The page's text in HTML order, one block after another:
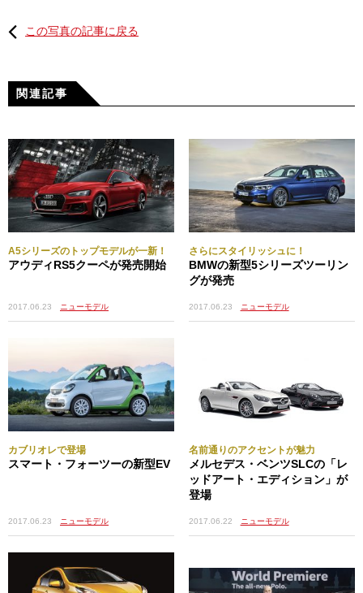
この写真の記事に戻る
関連記事
A5シリーズのトップモデルが一新！
アウディRS5クーペが発売開始
2017.06.23 ニューモデル
さらにスタイリッシュに！
BMWの新型5シリーズツーリン
グが発売
2017.06.23 ニューモデル
カブリオレで登場
スマート・フォーツーの新型EV
2017.06.23 ニューモデル
名前通りのアクセントが魅力
メルセデス・ベンツSLCの「レ
ッドアート・エディション」が
登場
2017.06.22 ニューモデル